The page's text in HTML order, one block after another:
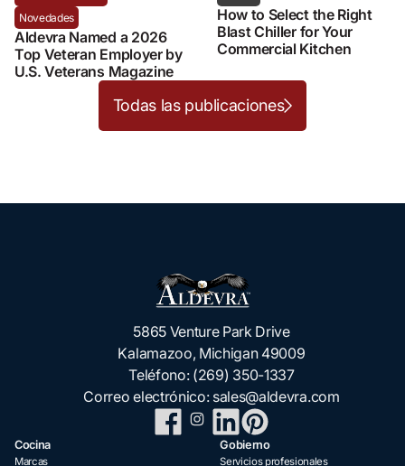
Novedades
Aldevra Named a 2026
Top Veteran Employer by
U.S. Veterans Magazine
How to Select the Right
Blast Chiller for Your
Commercial Kitchen
Todas las publicaciones
5865 Venture Park Drive
Kalamazoo, Michigan 49009
Teléfono: (269) 350-1337
Correo electrónico: sales@aldevra.com
Cocina
Marcas
Gobierno
Servicios profesionales